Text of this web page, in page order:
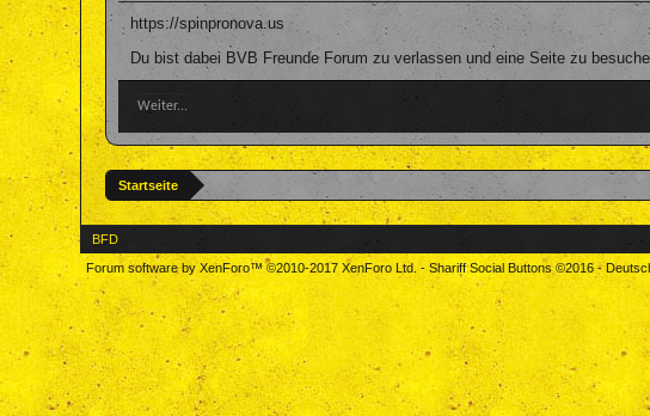
https://spinpronova.us
Du bist dabei BVB Freunde Forum zu verlassen und eine Seite zu
Weiter...
Startseite
BFD
Forum software by XenForo™©2010-2017 XenForo Ltd. -Shariff Social Buttons©2016-